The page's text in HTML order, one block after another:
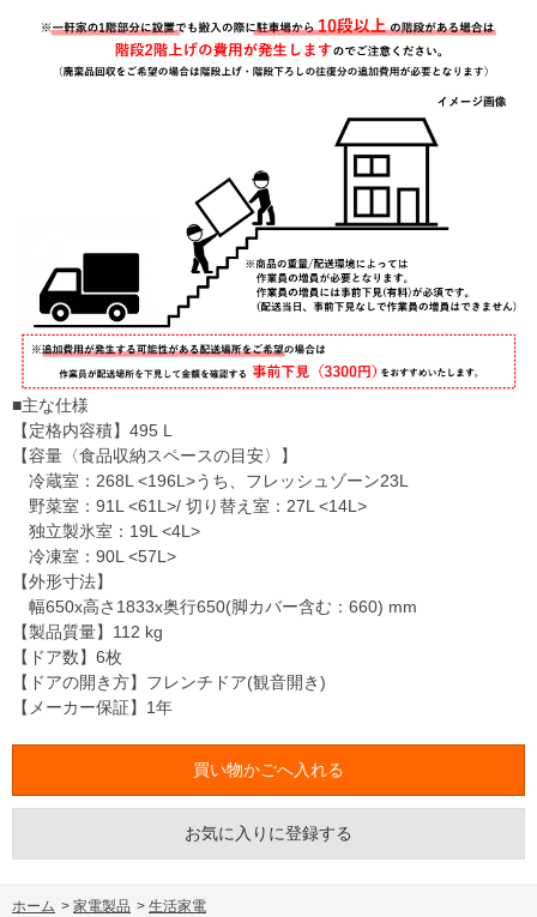
■主な仕様
【定格内容積】495 L
【容量〈食品収納スペースの目安〉】
冷蔵室：268L <196L>うち、フレッシュゾーン23L
野菜室：91L <61L>/ 切り替え室：27L <14L>
独立製氷室：19L <4L>
冷凍室：90L <57L>
【外形寸法】
幅650x高さ1833x奥行650(脚カバー含む：660) mm
【製品質量】112 kg
【ドア数】6枚
【ドアの開き方】フレンチドア(観音開き)
【メーカー保証】1年
お気に入りに登録する
ホーム > 家電製品 > 生活家電